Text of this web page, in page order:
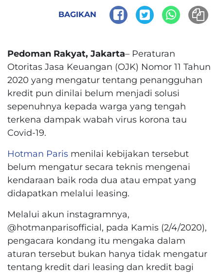
BAGIKAN
Pedoman Rakyat, Jakarta– Peraturan
Otoritas Jasa Keuangan (OJK) Nomor 11 Tahun
2020 yang mengatur tentang penangguhan
kredit pun dinilai belum menjadi solusi
sepenuhnya kepada warga yang tengah
terkena dampak wabah virus korona tau
Covid-19.
Hotman Paris menilai kebijakan tersebut
belum mengatur secara teknis mengenai
kendaraan baik roda dua atau empat yang
didapatkan melalui leasing.
Melalui akun instagramnya,
@hotmanparisofficial, pada Kamis (2/4/2020),
pengacara kondang itu mengaka dalam
aturan tersebut bukan hanya tidak mengatur
tentang kredit dari leasing dan kredit bagi